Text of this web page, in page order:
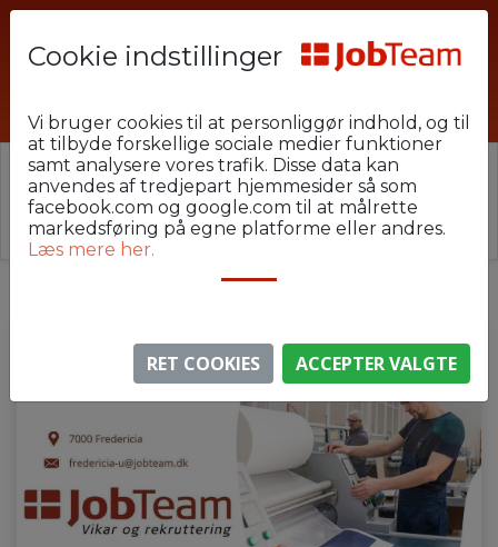
⚠️ Denne jobannonce er udløbet.
Stillingen er ikke længere aktiv, men du kan
lignende annoncer her.
Cookie indstillinger
Vi bruger cookies til at personliggør indhold, og til
at tilbyde forskellige sociale medier funktioner
samt analysere vores trafik. Disse data kan
anvendes af tredjepart hjemmesider så som
facebook.com og google.com til at målrette
markedsføring på egne platforme eller andres.
Læs mere her.
RET COOKIES ACCEPTER VALGTE